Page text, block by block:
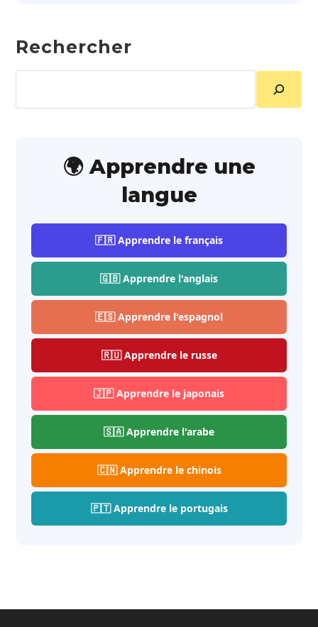
Rechercher
🌍 Apprendre une
langue
🇫🇷 Apprendre le français
🇬🇧 Apprendre l'anglais
🇪🇸 Apprendre l'espagnol
🇷🇺 Apprendre le russe
🇯🇵 Apprendre le japonais
🇸🇦 Apprendre l'arabe
🇨🇳 Apprendre le chinois
🇵🇹 Apprendre le portugais